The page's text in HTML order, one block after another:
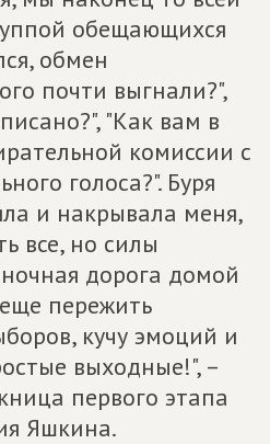
обещающихся
обмен
почти выгнали?",
"Как вам в
комиссии с
голоса?". Буря
и накрывала меня,
все, но силы
дорога домой
пережить
кучу эмоций и
выходные!", –
первого этапа
Яшкина.